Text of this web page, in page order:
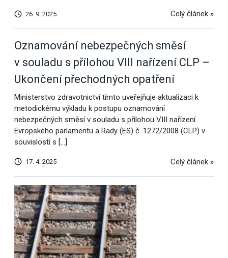
26. 9. 2025 Celý článek »
Oznamování nebezpečných směsí
v souladu s přílohou VIII nařízení CLP –
Ukončení přechodných opatření
Ministerstvo zdravotnictví tímto uveřejňuje aktualizaci k
metodickému výkladu k postupu oznamování
nebezpečných směsí v souladu s přílohou VIII nařízení
Evropského parlamentu a Rady (ES) č. 1272/2008 (CLP) v
souvislosti s […]
17. 4. 2025 Celý článek »